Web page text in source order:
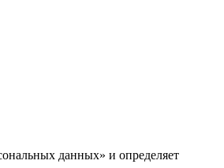
данных» и определяет